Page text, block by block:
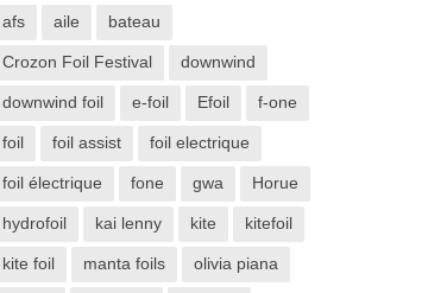
afs aile bateau
Crozon Foil Festival downwind
downwind foil e-foil Efoil f-one
foil foil assist foil electrique
foil électrique fone gwa Horue
hydrofoil kai lenny kite kitefoil
kite foil manta foils olivia piana